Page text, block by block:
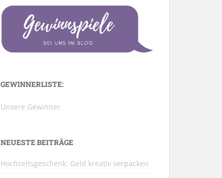
GEWINNERLISTE:
Unsere Gewinner
NEUESTE BEITRÄGE
Hochzeitsgeschenk: Geld kreativ verpacken